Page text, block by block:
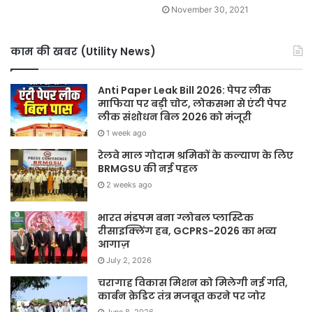
November 30, 2021
काम की खबर (Utility News)
Anti Paper Leak Bill 2026: पेपर लीक
माफिया पर बड़ी चोट, लोकसभा से एंटी पेपर
लीक संशोधन बिल 2026 को मंजूरी
1 week ago
रेलवे माल गोदाम श्रमिकों के कल्याण के लिए
BRMGSU की नई पहल
2 weeks ago
भारत मंडपम बना ग्लोबल प्लास्टिक
रीसाइक्लिंग हब, GCPRS-2026 का भव्य
आगाज़
July 2, 2026
चरागाह विकास मिशन को मिलेगी नई गति,
कार्बन क्रेडिट तंत्र मजबूत करने पर जोर